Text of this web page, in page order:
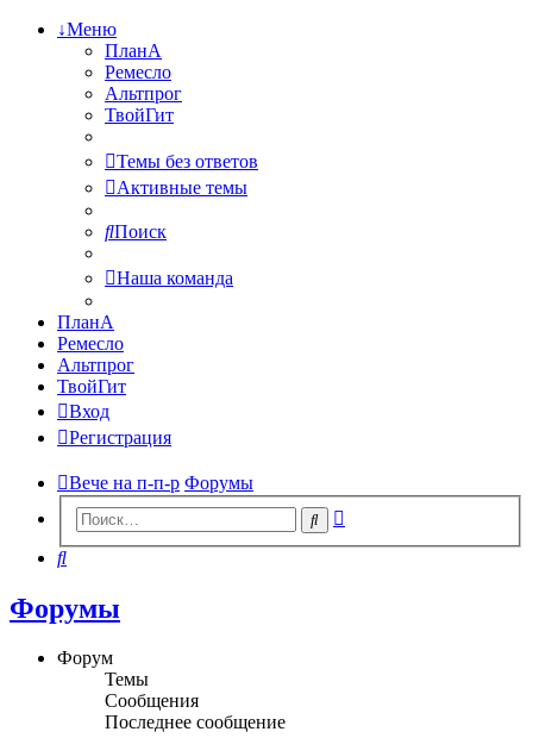
↓Меню
ПланА
Ремесло
Альтпрог
ТвойГит
Темы без ответов
Активные темы
Поиск
Наша команда
ПланА
Ремесло
Альтпрог
ТвойГит
Вход
Регистрация
Вече на п-п-р Форумы
Поиск
Поиск
Форумы
Форум
Темы
Сообщения
Последнее сообщение